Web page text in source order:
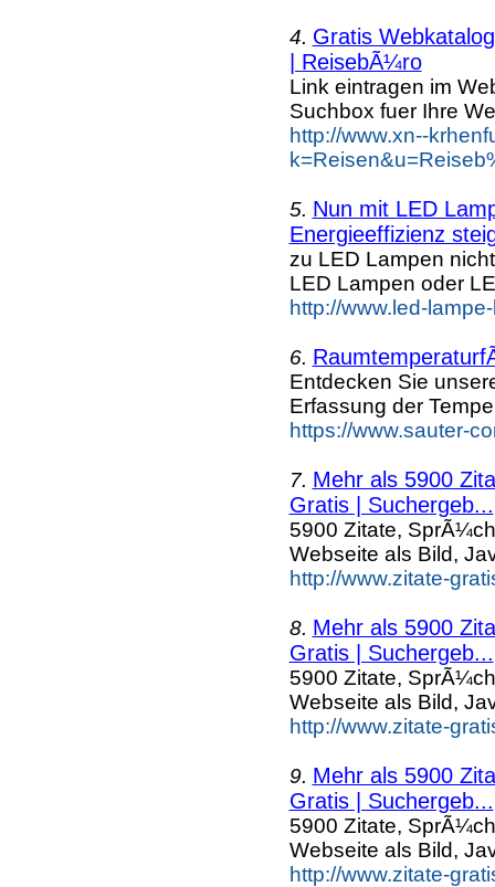
4. Gratis
| ReisebÃ¼ro
Link eintragen im
Suchbox fuer Ihre
http://www.xn--
5. Nun mit LED
Energieeffizienz
zu LED Lampen
LED Lampen oder
http://www.led-
6.
Entdecken Sie
Erfassung der
https://www.sauter-
7. Mehr als 5900
Gratis | Suchergeb...
5900 Zitate,
Webseite als Bild,
http://www.zitate-
8. Mehr als 5900
Gratis | Suchergeb...
5900 Zitate,
Webseite als Bild,
http://www.zitate-
9. Mehr als 5900
Gratis | Suchergeb...
5900 Zitate,
Webseite als Bild,
http://www.zitate-